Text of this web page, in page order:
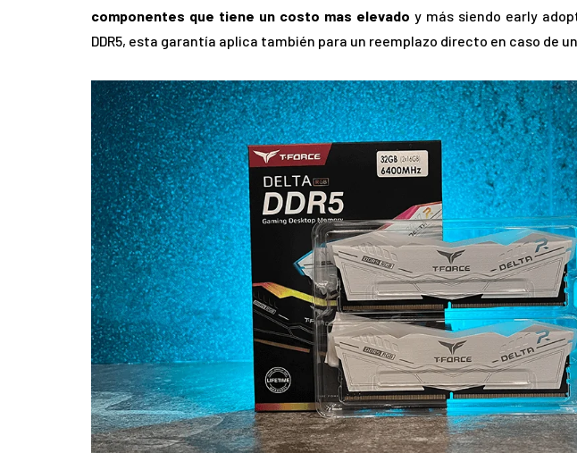
componentes que tiene un costo mas elevado y más siendo early
DDR5, esta garantía aplica también para un reemplazo directo en caso de